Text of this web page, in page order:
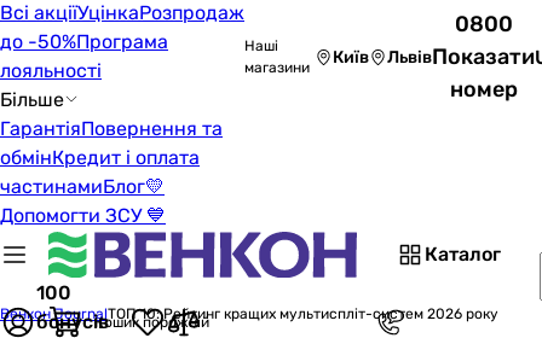
Всі акціїУцінкаРозпродаж
до -50%Програма
лояльності
Більше
ГарантіяПовернення та
обмінКредит і оплата
частинамиБлог💛
Допомогти ЗСУ 💙
Наші
магазини
Київ Львів
0800
Показати
номер
Каталог
100
бонусівКошик порожній
Венкон JournalТОП 10: Рейтинг кращих мультиспліт-систем 2026 року